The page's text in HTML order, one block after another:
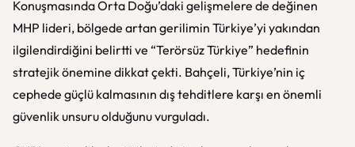
Konuşmasında Orta Doğu’daki gelişmelere de değinen
MHP lideri, bölgede artan gerilimin Türkiye’yi yakından
ilgilendirdiğini belirtti ve “Terörsüz Türkiye” hedefinin
stratejik önemine dikkat çekti. Bahçeli, Türkiye’nin iç
cephede güçlü kalmasının dış tehditlere karşı en önemli
güvenlik unsuru olduğunu vurguladı.